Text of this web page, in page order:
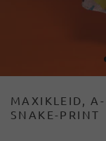
MAXIKLEID,
SNAKE-PRINT